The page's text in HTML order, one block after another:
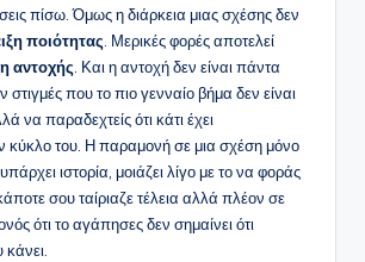
πίσω. Όμως η διάρκεια μιας σχέσης δεν
ποιότητας. Μερικές φορές αποτελεί
αντοχής. Και η αντοχή δεν είναι πάντα
που το πιο γενναίο βήμα δεν είναι
να παραδεχτείς ότι κάτι έχει
κύκλο του. Η παραμονή σε μια σχέση μόνο
ιστορία, μοιάζει λίγο με το να φοράς
σου ταίριαζε τέλεια αλλά πλέον σε
ότι το αγάπησες δεν σημαίνει ότι
κάνει.